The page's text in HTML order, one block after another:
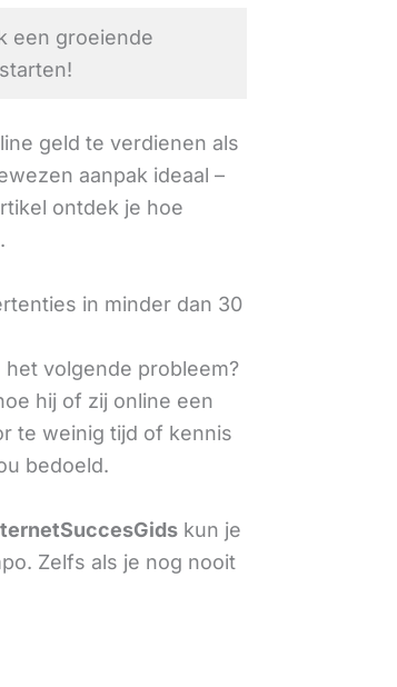
een groeiende
geld te verdienen als
aanpak ideaal –
ontdek je hoe
in minder dan 30
het volgende probleem?
hij of zij online een
te weinig tijd of kennis
bedoeld.
kun je
Zelfs als je nog nooit